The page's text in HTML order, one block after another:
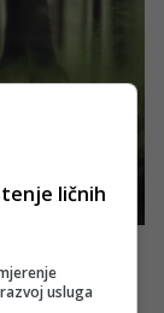
ličnih
usluga